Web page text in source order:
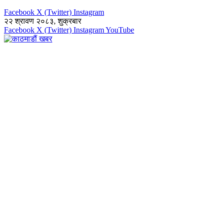
Facebook X (Twitter) Instagram
२२ श्रावण २०८३, शुक्रबार
Facebook X (Twitter) InstagramYouTube